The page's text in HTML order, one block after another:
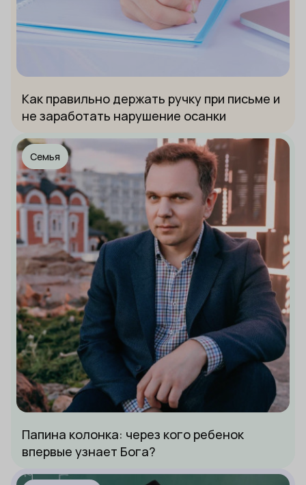
Как правильно держать ручку при письме и
не заработать нарушение осанки
Семья
Папина колонка: через кого ребенок
впервые узнает Бога?